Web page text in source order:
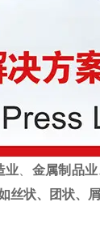
业 金属制品业
丝状、团状、